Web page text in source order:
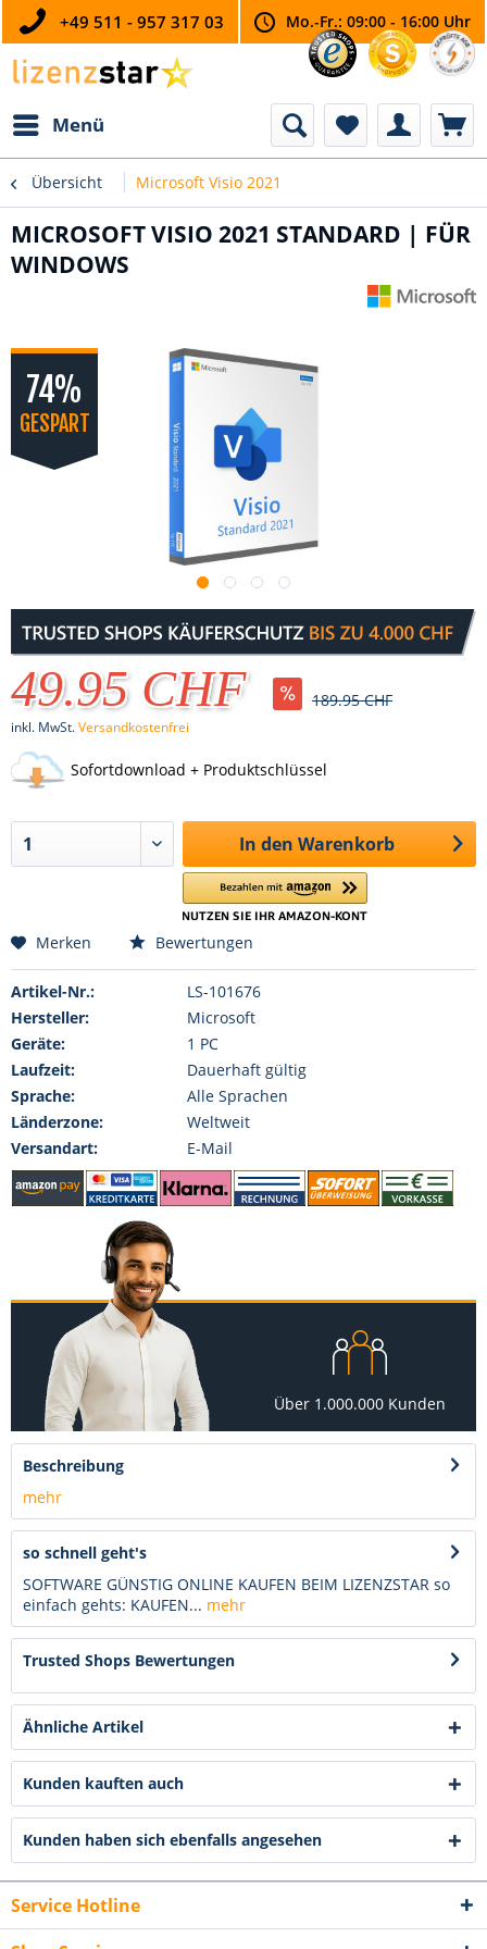
+49 511 - 957 317 03 Mo.-Fr.: 09:00 - 16:00 Uhr
Menü
Übersicht Microsoft Visio 2021
MICROSOFT VISIO 2021 STANDARD | FÜR
WINDOWS
74%
GESPART
49.95 CHF 189.95 CHF
inkl. MwSt.Versandkostenfrei
Sofortdownload + Produktschlüssel
In den Warenkorb
Merken Bewertungen
Artikel-Nr.:
LS-101676
Hersteller:
Microsoft
Geräte:
1 PC
Laufzeit:
Dauerhaft gültig
Sprache:
Alle Sprachen
Länderzone:
Weltweit
Versandart:
E-Mail
Über 1.000.000 Kunden
Beschreibung
mehr
so schnell geht's
SOFTWARE GÜNSTIG ONLINE KAUFEN BEIM LIZENZSTAR so
einfach gehts: KAUFEN... mehr
Trusted Shops Bewertungen
Ähnliche Artikel
Kunden kauften auch
Kunden haben sich ebenfalls angesehen
Service Hotline